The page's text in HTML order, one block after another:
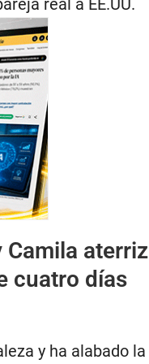
real a EE.UU.
Camila
cuatro días
y ha alabado